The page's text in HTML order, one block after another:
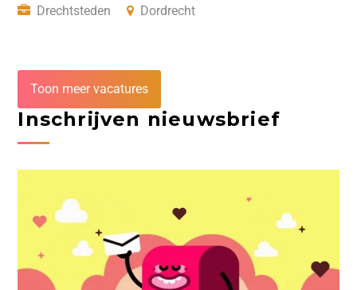
Drechtsteden
Dordrecht
Toon meer vacatures
Inschrijven nieuwsbrief